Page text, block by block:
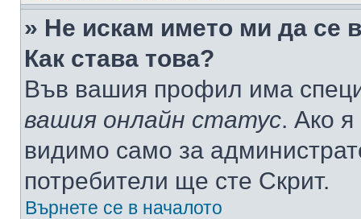
» Не искам името ми да се
Как става това?
Във вашия профил има
вашия онлайн статус. Ако
видимо само за
потребители ще сте Скрит.
Върнете се в началото